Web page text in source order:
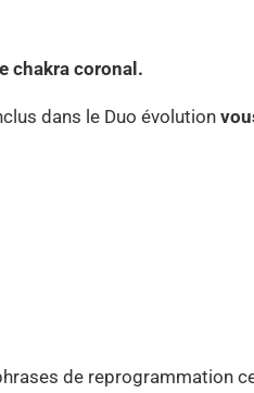
chakra coronal.
dans le Duo évolution
de reprogrammation